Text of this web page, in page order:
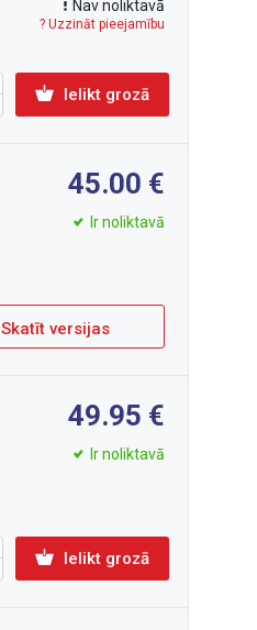
Nav noliktavā
? Uzzināt pieejamību
Ielikt grozā
45.00
Ir noliktavā
Skatīt versijas
49.95
Ir noliktavā
Ielikt grozā